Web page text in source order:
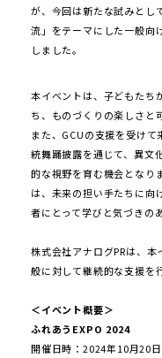
が、今回は新たな試みと
流」をテーマにした一般向
しました。
本イベントは、子どもたち
ち、ものづくりの楽しさと
また、GCUの支援を受け
統舞踊披露を通じて、異文
的な視野を育む機会となり
は、未来の担い手たちに向
者にとって学びと気づきの
株式会社アナログPRは、
般に対して継続的な支援を
＜イベント概要＞
ふれあうEXPO 2024
開催日時：2024年10月20